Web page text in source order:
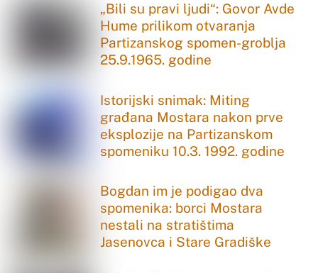
„Bili su pravi ljudi“: Govor Avde
Hume prilikom otvaranja
Partizanskog spomen-groblja
25.9.1965. godine
Istorijski snimak: Miting
građana Mostara nakon prve
eksplozije na Partizanskom
spomeniku 10.3. 1992. godine
Bogdan im je podigao dva
spomenika: borci Mostara
nestali na stratištima
Jasenovca i Stare Gradiške